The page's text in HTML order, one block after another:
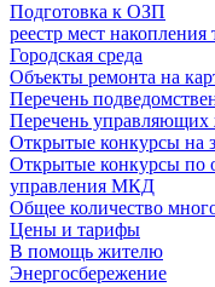
Подготовка к ОЗП
реестр мест накопления
Городская среда
Объекты ремонта на
Перечень
Перечень
Открытые конкурсы на
Открытые конкурсы по
управления МКД
Общее количество
Цены и тарифы
В помощь жителю
Энергосбережение